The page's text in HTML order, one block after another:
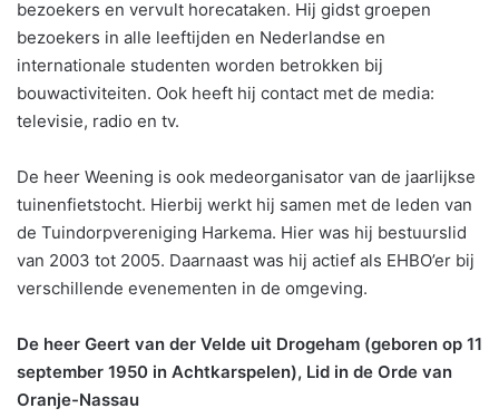
bezoekers en vervult horecataken. Hij gidst groepen
bezoekers in alle leeftijden en Nederlandse en
internationale studenten worden betrokken bij
bouwactiviteiten. Ook heeft hij contact met de media:
televisie, radio en tv.
De heer Weening is ook medeorganisator van de jaarlijkse
tuinenfietstocht. Hierbij werkt hij samen met de leden van
de Tuindorpvereniging Harkema. Hier was hij bestuurslid
van 2003 tot 2005. Daarnaast was hij actief als EHBO’er bij
verschillende evenementen in de omgeving.
De heer Geert van der Velde uit Drogeham (geboren op 11
september 1950 in Achtkarspelen), Lid in de Orde van
Oranje-Nassau